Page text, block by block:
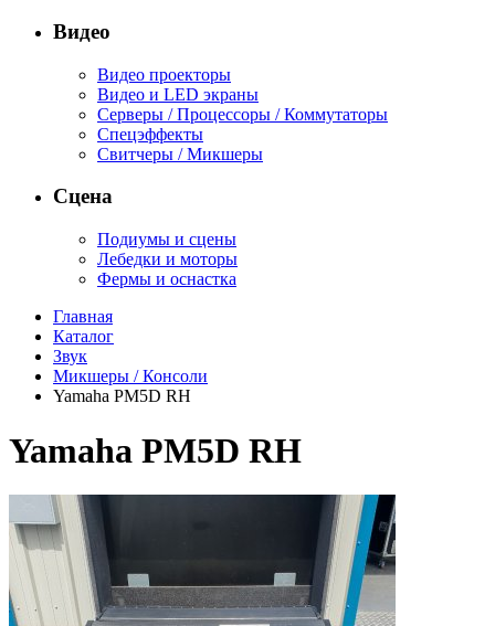
Видео
Видео проекторы
Видео и LED экраны
Серверы / Процессоры / Коммутаторы
Спецэффекты
Свитчеры / Микшеры
Сцена
Подиумы и сцены
Лебедки и моторы
Фермы и оснастка
Главная
Каталог
Звук
Микшеры / Консоли
Yamaha PM5D RH
Yamaha PM5D RH